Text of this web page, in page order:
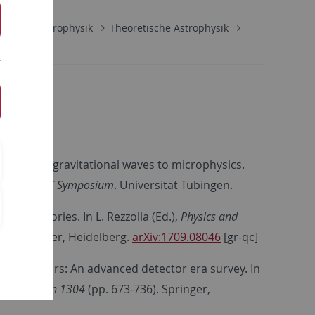
und Astrophysik
Theoretische Astrophysik
Linking gravitational waves to microphysics.
bwHPC Symposium. Universität Tübingen.
Theories. In L. Rezzolla (Ed.), Physics and
Springer, Heidelberg. arXiv:1709.08046 [gr-qc]
stars: An advanced detector era survey. In
Action 1304(pp. 673-736). Springer,